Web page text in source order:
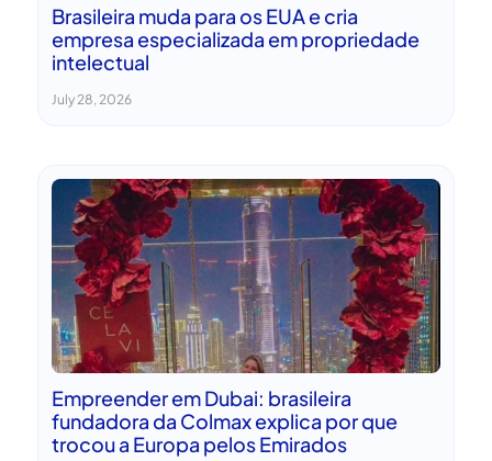
Brasileira muda para os EUA e cria
empresa especializada em propriedade
intelectual
July 28, 2026
Empreender em Dubai: brasileira
fundadora da Colmax explica por que
trocou a Europa pelos Emirados